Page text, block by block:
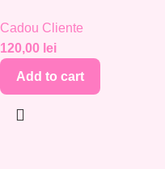
Cadou Cliente
120,00 lei
Add to cart